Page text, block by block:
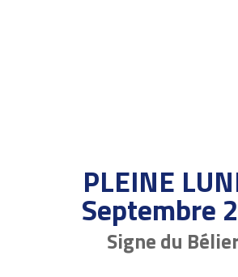
PLEINE
Septembre
Signe du